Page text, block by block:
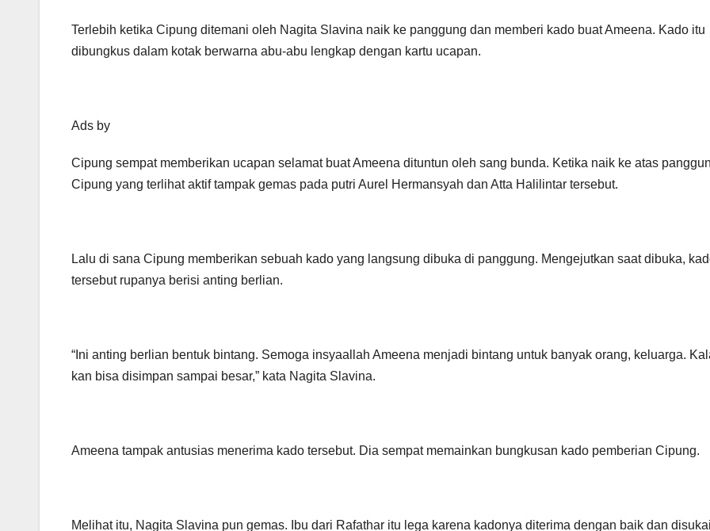
Terlebih ketika Cipung ditemani oleh Nagita Slavina naik ke panggung dan memberi kado buat Ameena. Kado itu
dibungkus dalam kotak berwarna abu-abu lengkap dengan kartu ucapan.
Ads by
Cipung sempat memberikan ucapan selamat buat Ameena dituntun oleh sang bunda. Ketika naik ke atas
Cipung yang terlihat aktif tampak gemas pada putri Aurel Hermansyah dan Atta Halilintar tersebut.
Lalu di sana Cipung memberikan sebuah kado yang langsung dibuka di panggung. Mengejutkan saat dibuka,
tersebut rupanya berisi anting berlian.
“Ini anting berlian bentuk bintang. Semoga insyaallah Ameena menjadi bintang untuk banyak orang, keluarga.
kan bisa disimpan sampai besar,” kata Nagita Slavina.
Ameena tampak antusias menerima kado tersebut. Dia sempat memainkan bungkusan kado pemberian Cipung.
Melihat itu, Nagita Slavina pun gemas. Ibu dari Rafathar itu lega karena kadonya diterima dengan baik dan